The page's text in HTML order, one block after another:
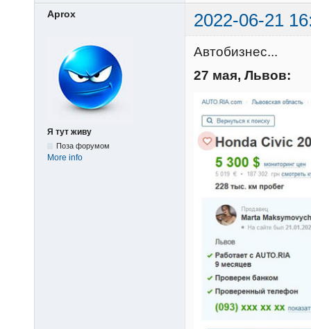
Aprox 2022-06-21
Я тут живу
Поза форумом
More info
Автобизнес...
27 мая, Львов: